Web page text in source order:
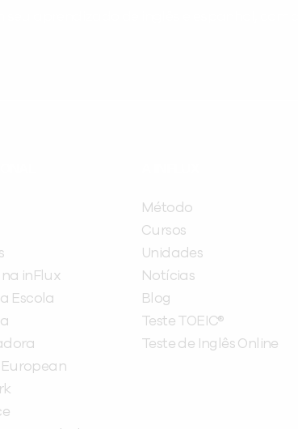
inFlux
Escola
Método
Cursos
Unidades
Notícias
Blog
Teste TOEIC®
Teste de Inglês Online